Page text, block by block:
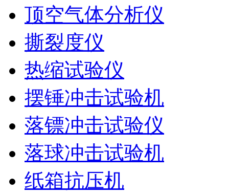
顶空气体分析仪
撕裂度仪
热缩试验仪
摆锤冲击试验机
落镖冲击试验仪
落球冲击试验机
纸箱抗压机